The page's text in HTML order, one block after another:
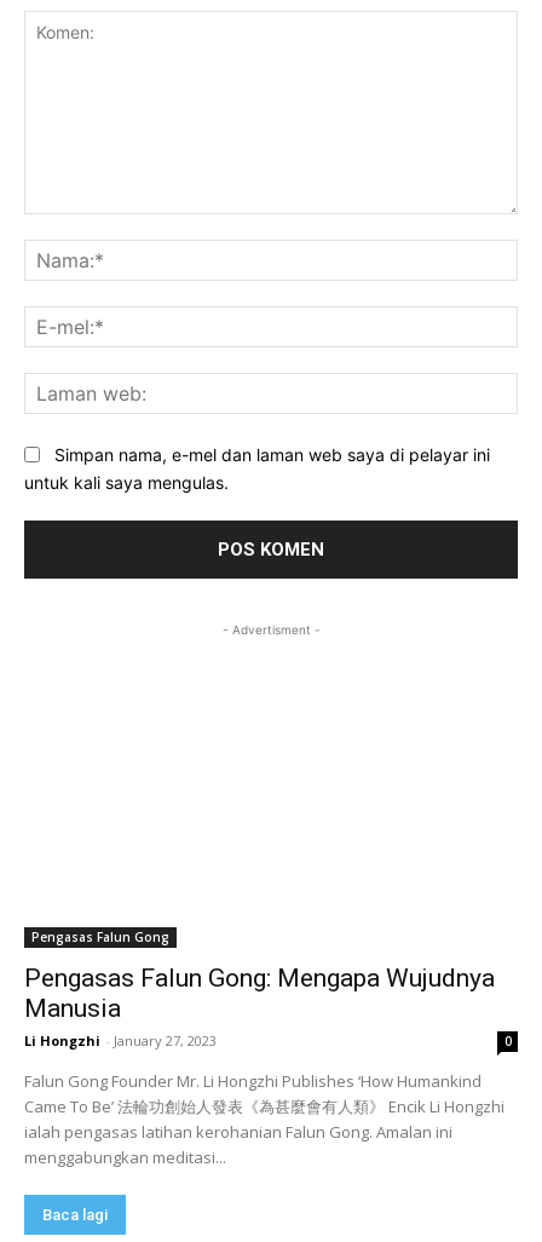
Simpan nama, e-mel dan laman web saya di pelayar ini
untuk kali saya mengulas.
- Advertisment -
Pengasas Falun Gong
Pengasas Falun Gong: Mengapa Wujudnya
Manusia
Li Hongzhi - January 27, 2023 0
Falun Gong Founder Mr. Li Hongzhi Publishes ‘How Humankind
Came To Be’ 法輪功創始人發表《為甚麼會有人類》 Encik Li Hongzhi
ialah pengasas latihan kerohanian Falun Gong. Amalan ini
menggabungkan meditasi...
Baca lagi